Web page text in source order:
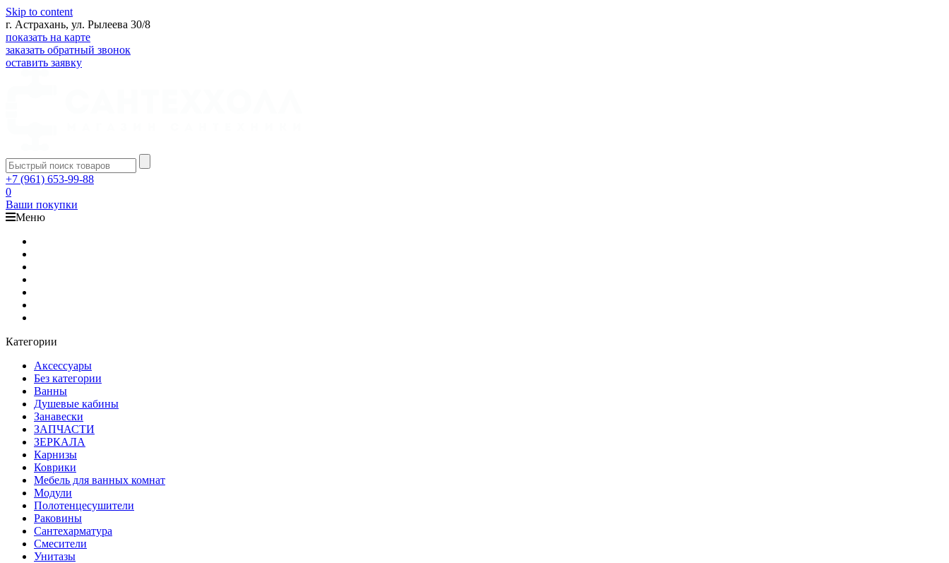
Skip to content
г. Астрахань, ул. Рылеева 30/8
показать на карте
заказать обратный звонок
оставить заявку
+7 (961) 653-99-88
0
Ваши покупки
Меню
Категории
Аксессуары
Без категории
Ванны
Душевые кабины
Занавески
ЗАПЧАСТИ
ЗЕРКАЛА
Карнизы
Коврики
Мебель для ванных комнат
Модули
Полотенцесушители
Раковины
Сантехарматура
Смесители
Унитазы